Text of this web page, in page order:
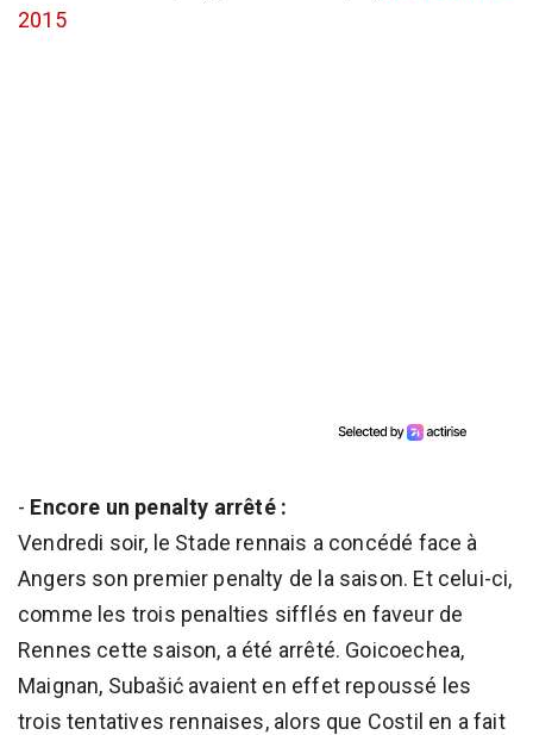
2015
- Encore un penalty arrêté :
Vendredi soir, le Stade rennais a concédé face à
Angers son premier penalty de la saison. Et celui-ci,
comme les trois penalties sifflés en faveur de
Rennes cette saison, a été arrêté. Goicoechea,
Maignan, Subašić avaient en effet repoussé les
trois tentatives rennaises, alors que Costil en a fait